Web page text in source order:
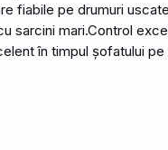
fiabile pe drumuri
sarcini mari.Control
în timpul șofatului pe